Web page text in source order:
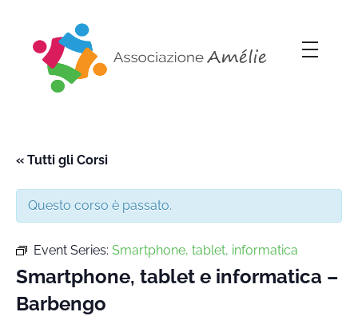
« Tutti gli Corsi
Questo corso è passato.
Event Series: Smartphone, tablet, informatica
Smartphone, tablet e informatica –
Barbengo